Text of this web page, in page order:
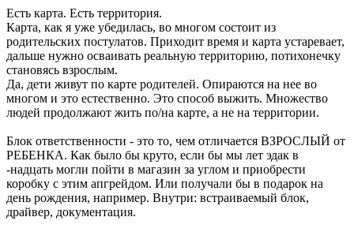
Есть карта. Есть территория.
Карта, как я уже убедилась, во многом состоит из
родительских постулатов. Приходит время и карта устаревает,
дальше нужно осваивать реальную территорию, потихонечку
становясь взрослым.
Да, дети живут по карте родителей. Опираются на нее во
многом и это естественно. Это способ выжить. Множество
людей продолжают жить по/на карте, а не на территории.
Блок ответственности - это то, чем отличается ВЗРОСЛЫЙ от
РЕБЕНКА. Как было бы круто, если бы мы лет эдак в
-надцать могли пойти в магазин за углом и приобрести
коробку с этим апгрейдом. Или получали бы в подарок на
день рождения, например. Внутри: встраиваемый блок,
драйвер, документация.